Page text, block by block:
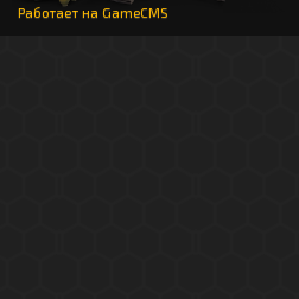
Работает на GameCMS